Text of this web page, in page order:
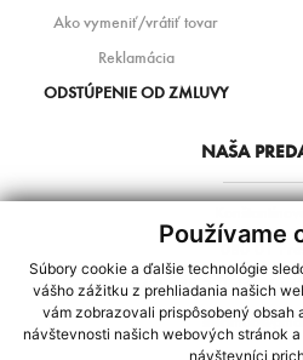
Používame
Súbory cookie a ďalšie technológie
vášho zážitku z prehliadania našich
vám zobrazovali prispôsobený obsah
návštevnosti našich webových stránok
návštevníci
Ako vymeniť/vrátiť tovar
Reklamácia
ODSTÚPENIE OD ZMLUVY
NAŠA
080 01
+421 948 271 161 /